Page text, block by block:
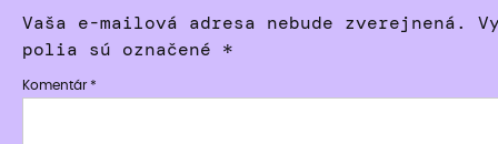
Vaša e-mailová adresa nebude zverejnená.
polia sú označené *
Komentár *